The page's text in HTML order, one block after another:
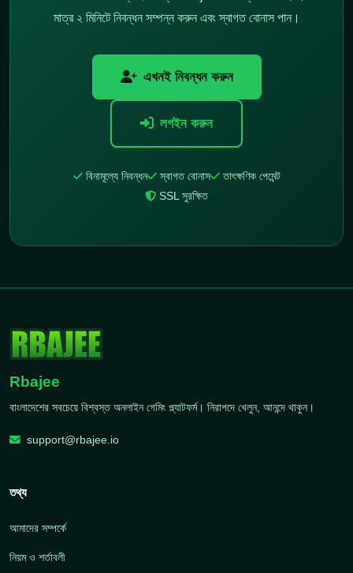
মাত্র ২ মিনিটে নিবন্ধন সম্পন্ন করুন এবং স্বাগত বোনাস পান।
এখনই নিবন্ধন করুন
লগইন করুন
বিনামূল্যে নিবন্ধন স্বাগত বোনাস
তাৎক্ষণিক পেমেন্ট
SSL সুরক্ষিত
Rbajee
বাংলাদেশের সবচেয়ে বিশ্বস্ত অনলাইন গেমিং প্ল্যাটফর্ম। নিরাপদে খেলুন, আনন্দে থাকুন।
support@rbajee.io
তথ্য
আমাদের সম্পর্কে
নিয়ম ও শর্তাবলী